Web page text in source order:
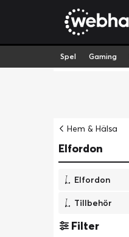
Spel Gaming
Hem & Hälsa
Elfordon
Elfordon
Tillbehör
Filter